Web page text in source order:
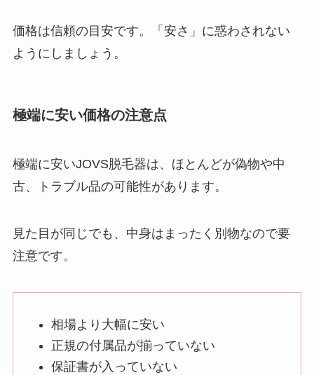
価格は信頼の目安です。「安さ」に惑わされない
ようにしましょう。
極端に安い価格の注意点
極端に安いJOVS脱毛器は、ほとんどが偽物や中
古、トラブル品の可能性があります。
見た目が同じでも、中身はまったく別物なので要
注意です。
相場より大幅に安い
正規の付属品が揃っていない
保証書が入っていない